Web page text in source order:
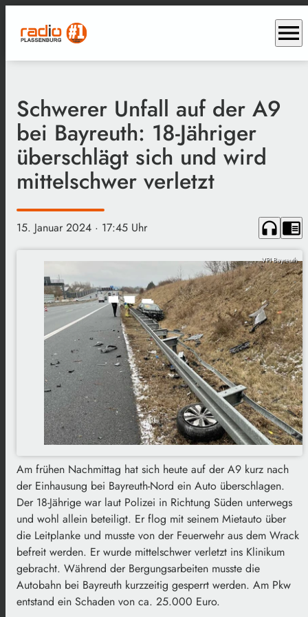
menu
Schwerer Unfall auf der A9
bei Bayreuth: 18-Jähriger
überschlägt sich und wird
mittelschwer verletzt
15. Januar 2024 · 17:45 Uhr headphones chrome_reader_mode
VPI Bayreuth
Am frühen Nachmittag hat sich heute auf der A9 kurz nach
der Einhausung bei Bayreuth-Nord ein Auto überschlagen.
Der 18-Jährige war laut Polizei in Richtung Süden unterwegs
und wohl allein beteiligt. Er flog mit seinem Mietauto über
die Leitplanke und musste von der Feuerwehr aus dem Wrack
befreit werden. Er wurde mittelschwer verletzt ins Klinikum
gebracht. Während der Bergungsarbeiten musste die
Autobahn bei Bayreuth kurzzeitig gesperrt werden. Am Pkw
entstand ein Schaden von ca. 25.000 Euro.